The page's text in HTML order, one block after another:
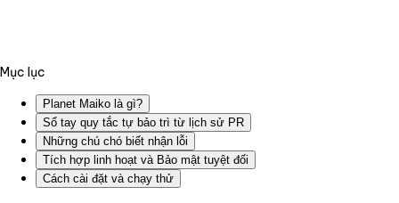
Mục lục
Planet Maiko là gì?
Sổ tay quy tắc tự bảo trì từ lịch sử PR
Những chú chó biết nhận lỗi
Tích hợp linh hoạt và Bảo mật tuyệt đối
Cách cài đặt và chạy thử